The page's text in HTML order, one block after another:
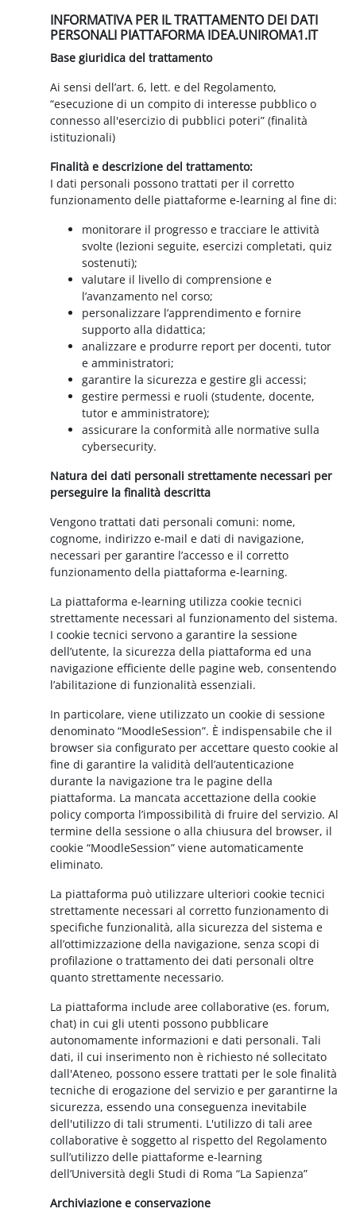
INFORMATIVA PER IL TRATTAMENTO DEI DATI
PERSONALI PIATTAFORMA IDEA.UNIROMA1.IT
Base giuridica del trattamento
Ai sensi dell’art. 6, lett. e del Regolamento,
“esecuzione di un compito di interesse pubblico o
connesso all'esercizio di pubblici poteri” (finalità
istituzionali)
Finalità e descrizione del trattamento:
I dati personali possono trattati per il corretto
funzionamento delle piattaforme e-learning al fine di:
monitorare il progresso e tracciare le attività
svolte (lezioni seguite, esercizi completati, quiz
sostenuti);
valutare il livello di comprensione e
l’avanzamento nel corso;
personalizzare l’apprendimento e fornire
supporto alla didattica;
analizzare e produrre report per docenti, tutor
e amministratori;
garantire la sicurezza e gestire gli accessi;
gestire permessi e ruoli (studente, docente,
tutor e amministratore);
assicurare la conformità alle normative sulla
cybersecurity.
Natura dei dati personali strettamente necessari per
perseguire la finalità descritta
Vengono trattati dati personali comuni: nome,
cognome, indirizzo e-mail e dati di navigazione,
necessari per garantire l’accesso e il corretto
funzionamento della piattaforma e-learning.
La piattaforma e-learning utilizza cookie tecnici
strettamente necessari al funzionamento del sistema.
I cookie tecnici servono a garantire la sessione
dell’utente, la sicurezza della piattaforma ed una
navigazione efficiente delle pagine web, consentendo
l’abilitazione di funzionalità essenziali.
In particolare, viene utilizzato un cookie di sessione
denominato “MoodleSession”. È indispensabile che il
browser sia configurato per accettare questo cookie al
fine di garantire la validità dell’autenticazione
durante la navigazione tra le pagine della
piattaforma. La mancata accettazione della cookie
policy comporta l’impossibilità di fruire del servizio. Al
termine della sessione o alla chiusura del browser, il
cookie “MoodleSession” viene automaticamente
eliminato.
La piattaforma può utilizzare ulteriori cookie tecnici
strettamente necessari al corretto funzionamento di
specifiche funzionalità, alla sicurezza del sistema e
all’ottimizzazione della navigazione, senza scopi di
profilazione o trattamento dei dati personali oltre
quanto strettamente necessario.
La piattaforma include aree collaborative (es. forum,
chat) in cui gli utenti possono pubblicare
autonomamente informazioni e dati personali. Tali
dati, il cui inserimento non è richiesto né sollecitato
dall'Ateneo, possono essere trattati per le sole finalità
tecniche di erogazione del servizio e per garantirne la
sicurezza, essendo una conseguenza inevitabile
dell'utilizzo di tali strumenti. L'utilizzo di tali aree
collaborative è soggetto al rispetto del Regolamento
sull’utilizzo delle piattaforme e-learning
dell’Università degli Studi di Roma “La Sapienza”
Archiviazione e conservazione